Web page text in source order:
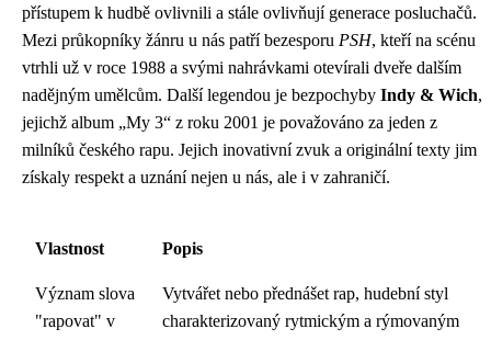
přístupem k hudbě ovlivnili a stále ovlivňují generace posluchačů.
Mezi průkopníky žánru u nás patří bezesporu PSH, kteří na scénu
vtrhli už v roce 1988 a svými nahrávkami otevírali dveře dalším
nadějným umělcům. Další legendou je bezpochyby Indy & Wich,
jejichž album „My 3“ z roku 2001 je považováno za jeden z
milníků českého rapu. Jejich inovativní zvuk a originální texty jim
získaly respekt a uznání nejen u nás, ale i v zahraničí.
Vlastnost Popis
Význam slova
"rapovat" v
Vytvářet nebo přednášet rap, hudební styl
charakterizovaný rytmickým a rýmovaným